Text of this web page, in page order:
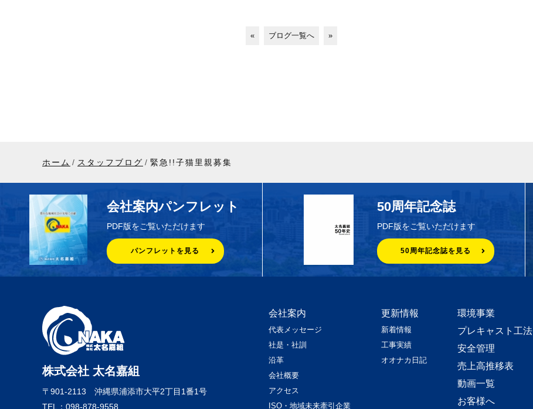
« ブログ一覧へ »
ホーム スタッフブログ 緊急!!子猫里親募集
会社案内パンフレット
PDF版をご覧いただけます
パンフレットを見る
50周年記念誌
PDF版をご覧いただけます
50周年記念誌を見る
株式会社 太名嘉組
〒901-2113 沖縄県浦添市大平2丁目1番1号
TEL：098-878-9558
会社案内
代表メッセージ
社是・社訓
沿革
会社概要
アクセス
ISO・地域未来牽引企業
更新情報
新着情報
工事実績
オオナカ日記
環境事業
プレキャスト工法
安全管理
売上高推移表
動画一覧
お客様へ